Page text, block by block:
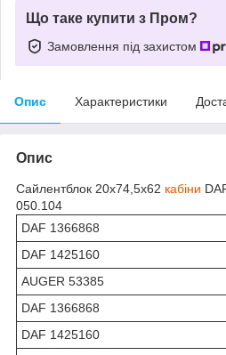
Що таке купити з Пром?
Замовлення під захистом
Опис Характеристики
Опис
Сайлентблок 20x74,5x62 кабіни
050.104
DAF 1366868
DAF 1425160
AUGER 53385
DAF 1366868
DAF 1425160